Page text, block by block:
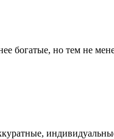
богатые, но тем не